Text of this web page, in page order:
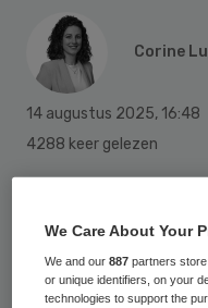
Corine
14 augustus 2025, 16:48
4288 keer gelezen
gepresenteerd.
We Care About Your
We and our887 partners
or unique identifiers, on your
technologies to support the